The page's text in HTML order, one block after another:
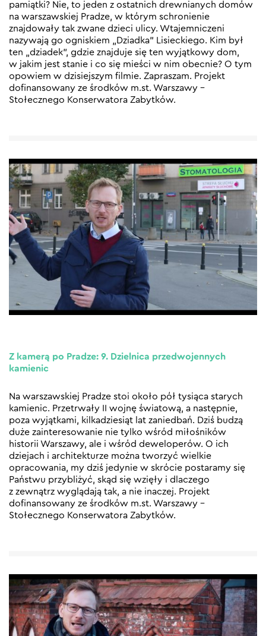
pamiątki? Nie, to jeden z ostatnich drewnianych domów
na warszawskiej Pradze, w którym schronienie
znajdowały tak zwane dzieci ulicy. Wtajemniczeni
nazywają go ogniskiem „Dziadka” Lisieckiego. Kim był
ten „dziadek”, gdzie znajduje się ten wyjątkowy dom,
w jakim jest stanie i co się mieści w nim obecnie? O tym
opowiem w dzisiejszym filmie. Zapraszam. Projekt
dofinansowany ze środków m.st. Warszawy –
Stołecznego Konserwatora Zabytków.
Z kamerą po Pradze: 9. Dzielnica przedwojennych
kamienic
Na warszawskiej Pradze stoi około pół tysiąca starych
kamienic. Przetrwały II wojnę światową, a następnie,
poza wyjątkami, kilkadziesiąt lat zaniedbań. Dziś budzą
duże zainteresowanie nie tylko wśród miłośników
historii Warszawy, ale i wśród deweloperów. O ich
dziejach i architekturze można tworzyć wielkie
opracowania, my dziś jedynie w skrócie postaramy się
Państwu przybliżyć, skąd się wzięły i dlaczego
z zewnątrz wyglądają tak, a nie inaczej. Projekt
dofinansowany ze środków m.st. Warszawy –
Stołecznego Konserwatora Zabytków.